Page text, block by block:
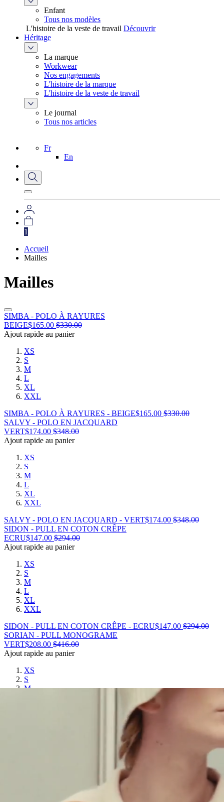
Enfant
Tous nos modèles
L'histoire de la veste de travail Découvrir
Héritage
La marque
Workwear
Nos engagements
L'histoire de la marque
L'histoire de la veste de travail
Le journal
Tous nos articles
Fr
En
1
Accueil
Mailles
Mailles
SIMBA - POLO À RAYURES
BEIGE$165.00 $330.00
Ajout rapide au panier
XS
S
M
L
XL
XXL
SIMBA - POLO À RAYURES - BEIGE$165.00 $330.00
SALVY - POLO EN JACQUARD
VERT$174.00 $348.00
Ajout rapide au panier
XS
S
M
L
XL
XXL
SALVY - POLO EN JACQUARD - VERT$174.00 $348.00
SIDON - PULL EN COTON CRÊPE
ECRU$147.00 $294.00
Ajout rapide au panier
XS
S
M
L
XL
XXL
SIDON - PULL EN COTON CRÊPE - ECRU$147.00 $294.00
SORIAN - PULL MONOGRAME
VERT$208.00 $416.00
Ajout rapide au panier
XS
S
M
SORIAN - PULL MONOGRAME - VERT